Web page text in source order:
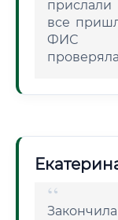
прислали
все
ФИС